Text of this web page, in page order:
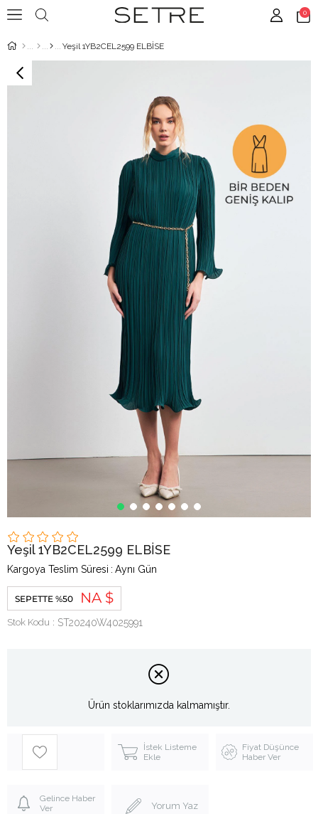
0
Yeşil 1YB2CEL2599 ELBİSE
Yeşil 1YB2CEL2599 ELBİSE
Kargoya Teslim Süresi : Aynı Gün
SEPETTE %50 NA $
Stok Kodu ST20240W4025991
Ürün stoklarımızda kalmamıştır.
İstek Listeme
Ekle
Fiyat Düşünce
Haber Ver
Gelince Haber
Ver
Yorum Yaz